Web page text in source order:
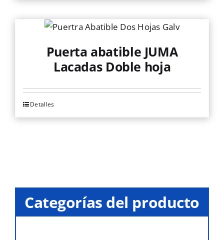
producto
tiene
múltiples
variantes.
opciones
se
pueden
elegir
producto
Puerta abatible JUMA
Lacadas Doble hoja
Este
producto
se
Detalles
Categorías del producto